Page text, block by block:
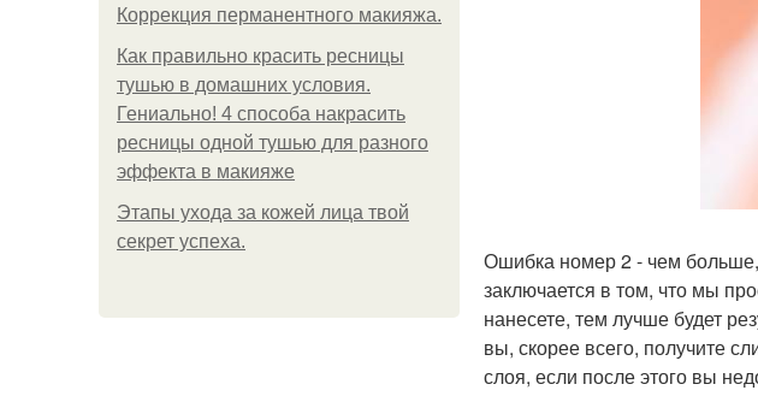
Коррекция перманентного макияжа.
Как правильно красить ресницы
тушью в домашних условия.
Гениально! 4 способа накрасить
ресницы одной тушью для разного
эффекта в макияже
Этапы ухода за кожей лица твой
секрет успеха.
Ошибка номер 2 - чем
заключается в том, что мы
нанесете, тем лучше будет
вы, скорее всего, получите
слоя, если после этого вы